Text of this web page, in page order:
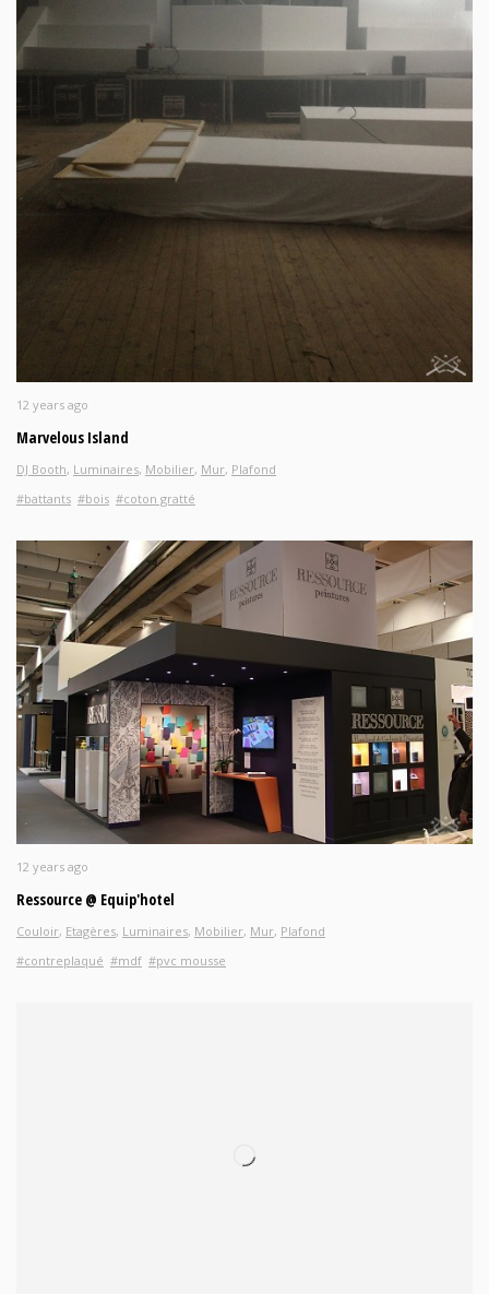
12 years ago
Marvelous Island
DJ Booth, Luminaires, Mobilier, Mur, Plafond
#battants #bois #coton gratté
12 years ago
Ressource @ Equip'hotel
Couloir, Etagères, Luminaires, Mobilier, Mur, Plafond
#contreplaqué #mdf #pvc mousse